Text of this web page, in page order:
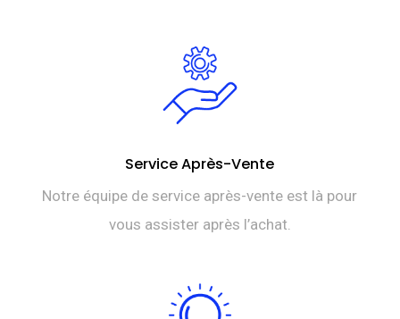
Service Après-Vente
Notre équipe de service après-vente est là pour
vous assister après l’achat.